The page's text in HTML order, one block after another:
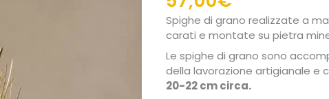
Spighe di grano realizzate a
carati e montate su pietra
Le spighe di grano sono
della lavorazione artigianale e
20-22 cm circa.